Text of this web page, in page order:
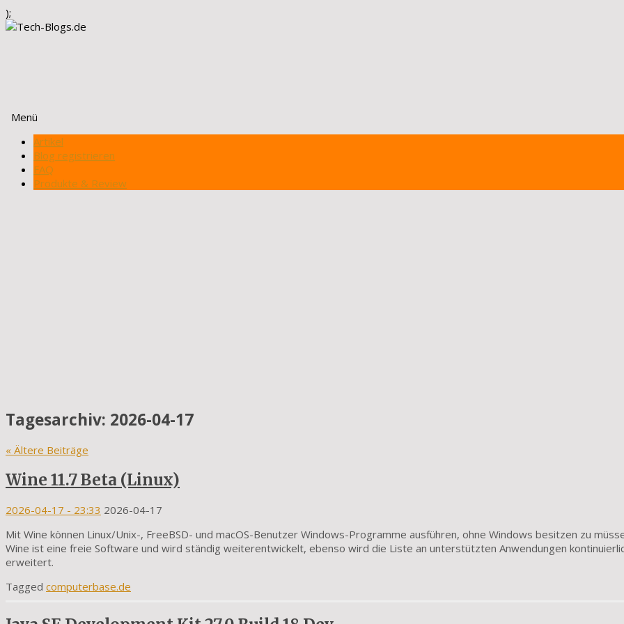
);
Menü
Zum
Inhalt
springen
Artikel
Blog registrieren
FAQ
Produkte & Review
Tagesarchiv: 2026-04-17
« Ältere Beiträge
Wine 11.7 Beta (Linux)
2026-04-17 - 23:33 2026-04-17
Mit Wine können Linux/Unix-, FreeBSD- und macOS-Benutzer Windows-Programme ausführen, ohne Windows besitzen zu
Wine ist eine freie Software und wird ständig weiterentwickelt, ebenso wird die Liste an unterstützten Anwendungen
erweitert.
Tagged computerbase.de